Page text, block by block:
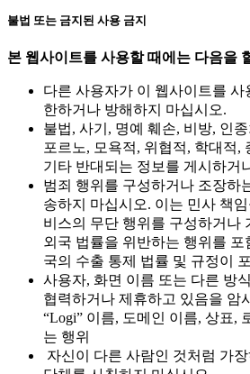
불법 또는 금지된 사용 금지
본 웹사이트를 사용할 때에는 다음을
다른 사용자가 이 웹사이트를 사
한하거나 방해하지 마십시오.
불법, 사기, 명예 훼손, 비방, 인
포르노, 모욕적, 위협적, 학대적,
기타 반대되는 정보를 게시하거
범죄 행위를 구성하거나 조장하
송하지 마십시오. 이는 민사 책
비스의 무단 행위를 구성하거나
외국 법률을 위반하는 행위를 포
국의 수출 통제 법률 및 규정이
사용자, 화면 이름 또는 다른 방
협력하거나 제휴하고 있음을 암
“Logi” 이름, 도메인 이름, 상표,
는 행위
자신이 다른 사람인 것처럼 가